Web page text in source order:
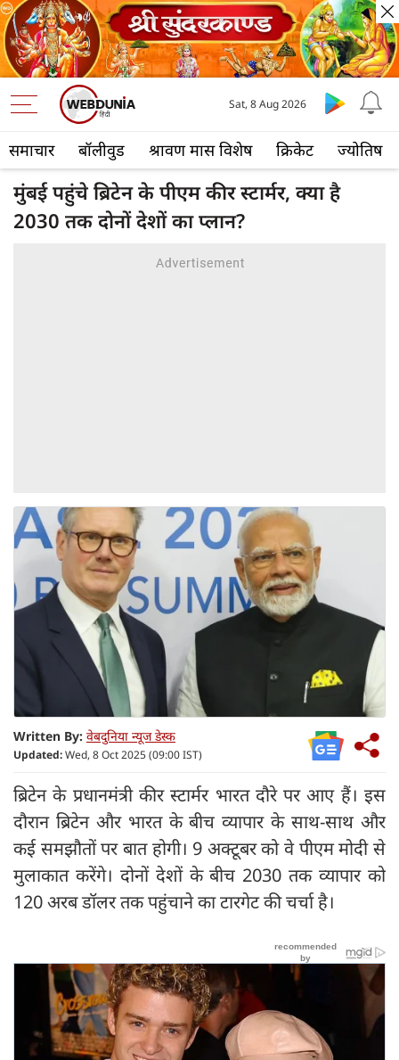
समाचार बॉलीवुड श्रावण मास विशेष क्रिकेट ज्योतिष
Sat, 8 Aug 2026
मुंबई पहुंचे ब्रिटेन के पीएम कीर स्टार्मर, क्या है
2030 तक दोनों देशों का प्लान?
Written By: वेबदुनिया न्यूज डेस्क
Updated:Wed, 8 Oct 2025 (09:00 IST)
ब्रिटेन के प्रधानमंत्री कीर स्टार्मर भारत दौरे पर आए हैं। इस
दौरान ब्रिटेन और भारत के बीच व्यापार के साथ-साथ और
कई समझौतों पर बात होगी। 9 अक्टूबर को वे पीएम मोदी से
मुलाकात करेंगे। दोनों देशों के बीच 2030 तक व्यापार को
120 अरब डॉलर तक पहुंचाने का टारगेट की चर्चा है।